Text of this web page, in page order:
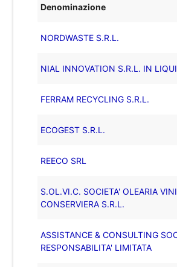
Denominazione
NORDWASTE S.R.L.
NIAL INNOVATION S.R.L. IN
FERRAM RECYCLING S.R.L.
ECOGEST S.R.L.
REECO SRL
S.OL.VI.C. SOCIETA' OLEARIA
CONSERVIERA S.R.L.
ASSISTANCE & CONSULTING
RESPONSABILITA' LIMITATA